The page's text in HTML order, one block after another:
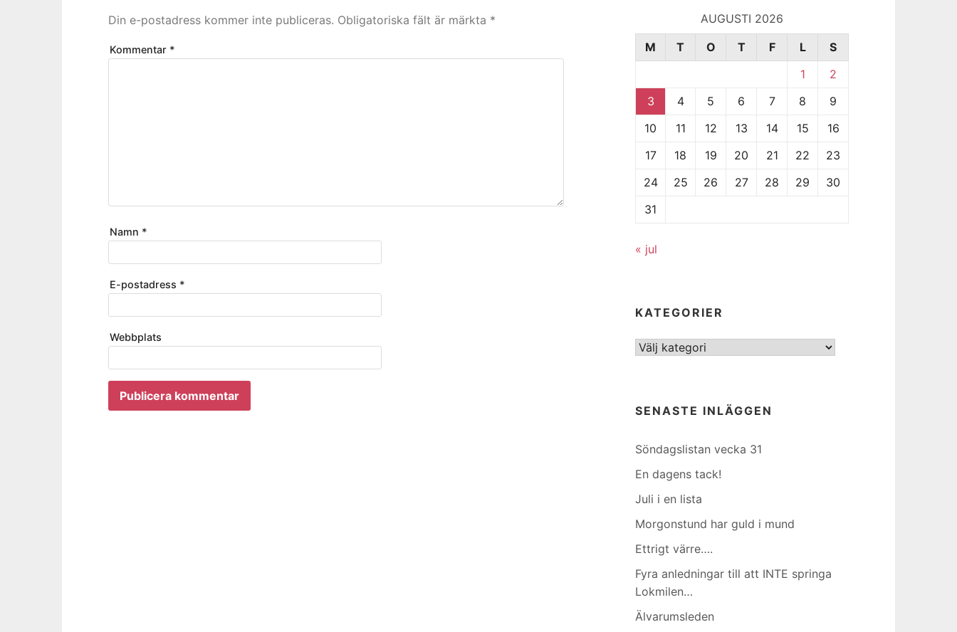
Din e-postadress kommer inte publiceras. Obligatoriska fält är märkta *
Kommentar *
Namn *
E-postadress *
Webbplats
AUGUSTI 2026
M
T O T F L
S
1
2
3
4 5 6 7 8
9
10
11 12 13 14 15
16
17
18 19 20 21 22
23
24
25 26 27 28 29
30
31
« jul
KATEGORIER
Kategorier
SENASTE INLÄGGEN
Söndagslistan vecka 31
En dagens tack!
Juli i en lista
Morgonstund har guld i mund
Ettrigt värre….
Fyra anledningar till att INTE springa
Lokmilen…
Älvarumsleden